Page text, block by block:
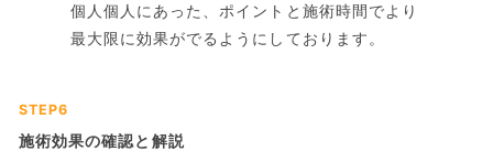
個人個人にあった、ポイントと施術時間でより
最大限に効果がでるようにしております。
STEP6
施術効果の確認と解説